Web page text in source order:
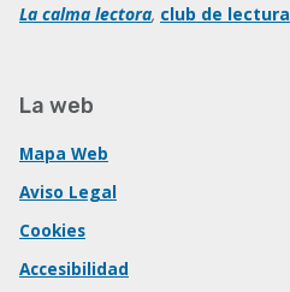
La calma lectora, club de lectura
La web
Mapa Web
Aviso Legal
Cookies
Accesibilidad